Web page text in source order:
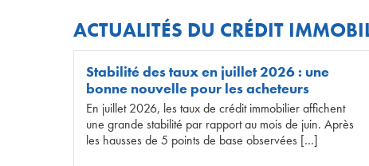
ACTUALITÉS DU CRÉDIT
Stabilité des taux en juillet 2026 : une
bonne nouvelle pour les acheteurs
En juillet 2026, les taux de crédit immobilier affichent
une grande stabilité par rapport au mois de juin. Après
les hausses de 5 points de base observées […]